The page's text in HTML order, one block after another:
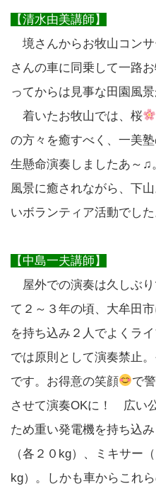
【清水由美講師】
境さんからお牧山コンサ
さんの車に同乗して一路
ってからは見事な田園風
着いたお牧山では、桜
の方々を癒すべく、一美
生懸命演奏しましたあ～♫
風景に癒されながら、下
いボランティア活動でした
【中島一夫講師】
屋外での演奏は久しぶ
て２～３年の頃、大牟田
を持ち込み２人でよくラ
では原則として演奏禁止
です。お得意の笑顔
で
させて演奏OKに！ 広い
ため重い発電機を持ち込
（各２０kg）、ミキサー
kg）。しかも車からこれ